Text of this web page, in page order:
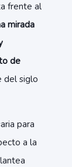
frente al
mirada
de
del siglo
para
a la